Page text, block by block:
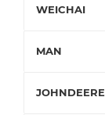
WEICHAI
MAN
JOHNDEERE